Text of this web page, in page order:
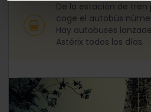
De la estación de tren
coge el autobús
Hay autobuses
Astérix todos los días.